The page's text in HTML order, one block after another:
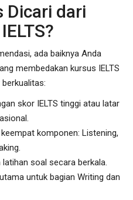
Dicari dari
ada baiknya Anda
membedakan kursus IELTS
skor IELTS tinggi atau latar
komponen: Listening,
soal secara berkala.
untuk bagian Writing dan